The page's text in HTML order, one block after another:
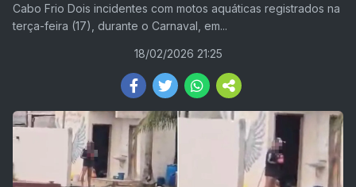
Cabo Frio Dois incidentes com motos aquáticas registrados na
terça-feira (17), durante o Carnaval, em...
18/02/2026 21:25